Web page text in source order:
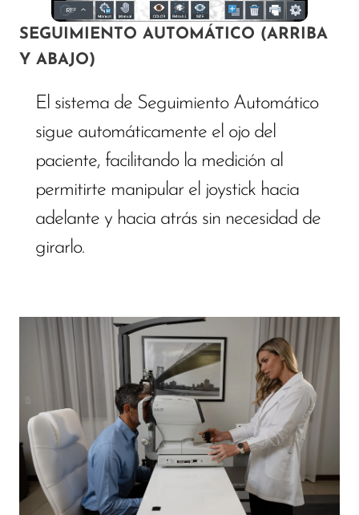
SEGUIMIENTO AUTOMÁTICO (ARRIBA
Y ABAJO)
El sistema de Seguimiento Automático
sigue automáticamente el ojo del
paciente, facilitando la medición al
permitirte manipular el joystick hacia
adelante y hacia atrás sin necesidad de
girarlo.